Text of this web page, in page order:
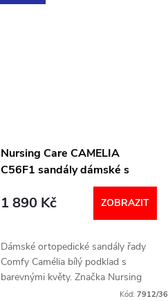
Nursing Care CAMELIA
C56F1 sandály dámské s
1 890 Kč ZOBRAZIT
Dámské ortopedické sandály řady
Comfy Camélia bílý podklad s
barevnými květy. Značka Nursing
Care kombinující eleganci, pohodlí a
Kód: 7912/36